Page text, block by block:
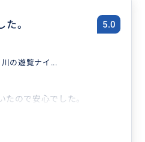
。 5.0
の遊覧ナイ...
たので安心でした。